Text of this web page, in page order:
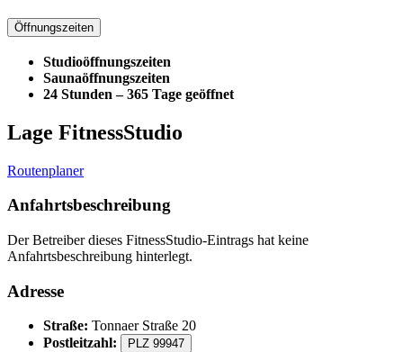
Öffnungszeiten
Studioöffnungszeiten
Saunaöffnungszeiten
24 Stunden – 365 Tage geöffnet
Lage FitnessStudio
Routenplaner
Anfahrtsbeschreibung
Der Betreiber dieses FitnessStudio-Eintrags hat keine
Anfahrtsbeschreibung hinterlegt.
Adresse
Straße: Tonnaer Straße 20
Postleitzahl:
PLZ 99947